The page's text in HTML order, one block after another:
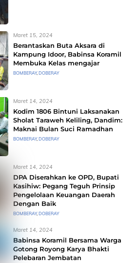
Maret 15, 2024
Berantaskan Buta Aksara di
Kampung Idoor, Babinsa Koramil
Membuka Kelas mengajar
BOMBERAY,DOBERAY
Maret 14, 2024
Kodim 1806 Bintuni Laksanakan
Sholat Taraweh Keliling, Dandim:
Maknai Bulan Suci Ramadhan
BOMBERAY,DOBERAY
Maret 14, 2024
DPA Diserahkan ke OPD, Bupati
Kasihiw: Pegang Teguh Prinsip
Pengelolaan Keuangan Daerah
Dengan Baik
BOMBERAY,DOBERAY
Maret 14, 2024
Babinsa Koramil Bersama Warga
Gotong Royong Karya Bhakti
Pelebaran Jembatan